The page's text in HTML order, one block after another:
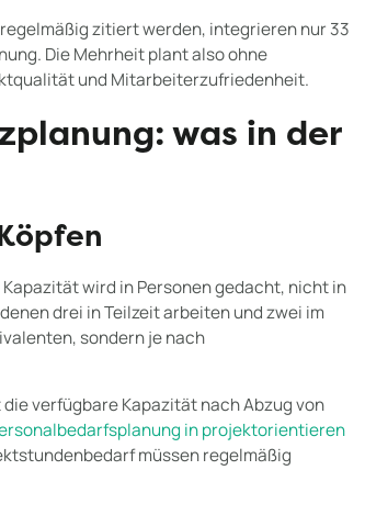
zitiert werden, integrieren nur 33
Die Mehrheit plant also ohne
und Mitarbeiterzufriedenheit.
was in der
wird in Personen gedacht, nicht in
drei in Teilzeit arbeiten und zwei im
sondern je nach
verfügbare Kapazität nach Abzug von
in projektorientieren
müssen regelmäßig